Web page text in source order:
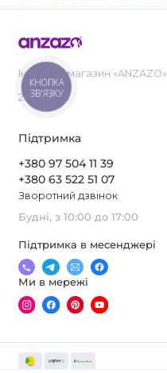
Інтернет-магазин «ANZAZO»
2019-2026
Підтримка
+380 97 504 11 39
+380 63 522 51 07
Зворотний дзвінок
Будні, з 10:00 до 17:00
Підтримка в месенджері
Ми в мережі
КНОПКА
ЗВ'ЯЗКУ